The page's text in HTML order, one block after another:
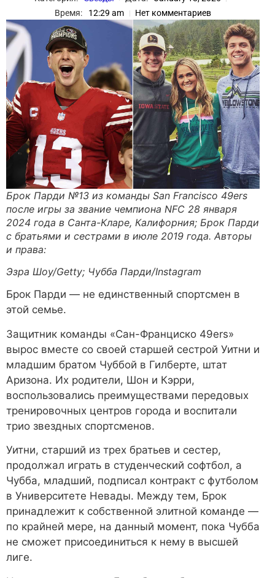
Время:
12:29 am Нет комментариев
Брок Парди №13 из команды San Francisco 49ers
после игры за звание чемпиона NFC 28 января
2024 года в Санта-Кларе, Калифорния; Брок Парди
с братьями и сестрами в июле 2019 года. Авторы
и права:
Эзра Шоу/Getty; Чубба Парди/Instagram
Брок Парди — не единственный спортсмен в
этой семье.
Защитник команды «Сан-Франциско 49ers»
вырос вместе со своей старшей сестрой Уитни и
младшим братом Чуббой в Гилберте, штат
Аризона. Их родители, Шон и Кэрри,
воспользовались преимуществами передовых
тренировочных центров города и воспитали
трио звездных спортсменов.
Уитни, старший из трех братьев и сестер,
продолжал играть в студенческий софтбол, а
Чубба, младший, подписал контракт с футболом
в Университете Невады. Между тем, Брок
принадлежит к собственной элитной команде —
по крайней мере, на данный момент, пока Чубба
не сможет присоединиться к нему в высшей
лиге.